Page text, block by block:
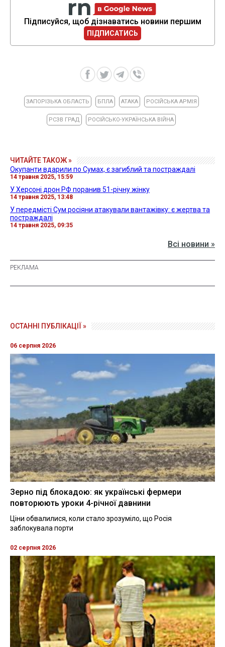
Підписуйся, щоб дізнаватись новини першим
ПІДПИСАТИСЬ
ЗАПОРІЗЬКА ОБЛАСТЬ БПЛА АТАКА РОСІЙСЬКА АРМІЯ
РСЗВ ГРАД РОСІЙСЬКО-УКРАЇНСЬКА ВІЙНА
ЧИТАЙТЕ ТАКОЖ »
Окупанти вдарили по Сумах, є загиблий та постраждалі
14 травня 2025, 15:59
У Херсоні дрон РФ поранив 51-річну жінку
14 травня 2025, 13:48
У передмісті Сум росіяни атакували вантажівку: є жертва та
постраждалі
14 травня 2025, 09:35
Всі новини »
ОСТАННІ ПУБЛІКАЦІЇ »
06 серпня 2026
Зерно під блокадою: як українські фермери
повторюють уроки 4-річної давнини
Ціни обвалилися, коли стало зрозуміло, що Росія
заблокувала порти
02 серпня 2026